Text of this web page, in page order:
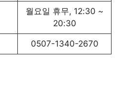
월요일 휴무, 12:30 ~
20:30
0507-1340-2670